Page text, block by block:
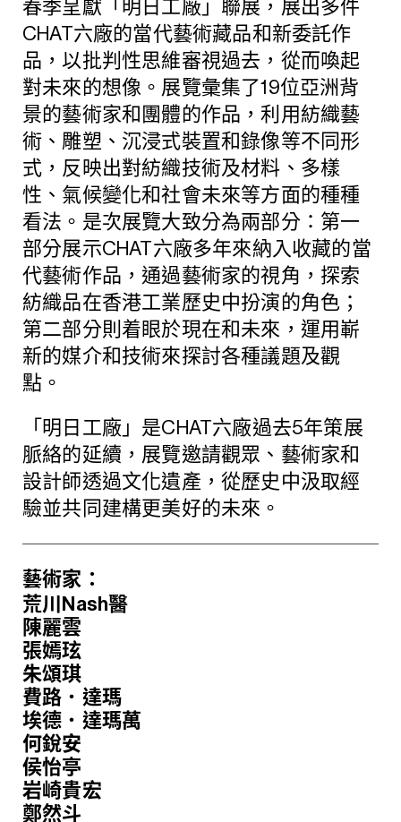
春季呈獻「明日工廠」聯展，展出多件
CHAT六廠的當代藝術藏品和新委託作
品，以批判性思維審視過去，從而喚起
對未來的想像。展覽彙集了19位亞洲背
景的藝術家和團體的作品，利用紡織藝
術、雕塑、沉浸式裝置和錄像等不同形
式，反映出對紡織技術及材料、多樣
性、氣候變化和社會未來等方面的種種
看法。是次展覽大致分為兩部分：第一
部分展示CHAT六廠多年來納入收藏的當
代藝術作品，通過藝術家的視角，探索
紡織品在香港工業歷史中扮演的角色；
第二部分則着眼於現在和未來，運用嶄
新的媒介和技術來探討各種議題及觀
點。
「明日工廠」是CHAT六廠過去5年策展
脈絡的延續，展覽邀請觀眾、藝術家和
設計師透過文化遺產，從歷史中汲取經
驗並共同建構更美好的未來。
藝術家：
荒川Nash醫
陳麗雲
張嫣玹
朱頌琪
費路．達瑪
埃德．達瑪萬
何銳安
侯怡亭
岩崎貴宏
鄭然斗